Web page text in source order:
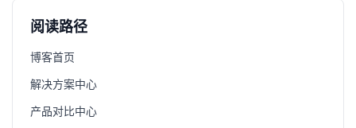
阅读路径
博客首页
解决方案中心
产品对比中心